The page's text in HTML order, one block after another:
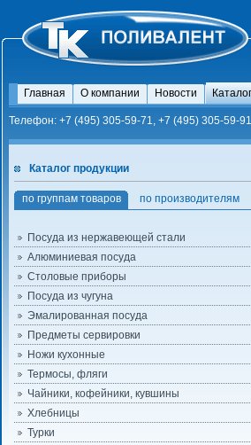
Главная О компании Новости Каталог
Телефон: +7 (495) 305-59-71, +7 (495) 305-59-
Каталог продукции
по группам товаров по производителям
Посуда из нержавеющей стали
Алюминиевая посуда
Столовые приборы
Посуда из чугуна
Эмалированная посуда
Предметы сервировки
Ножи кухонные
Термосы, фляги
Чайники, кофейники, кувшины
Хлебницы
Турки